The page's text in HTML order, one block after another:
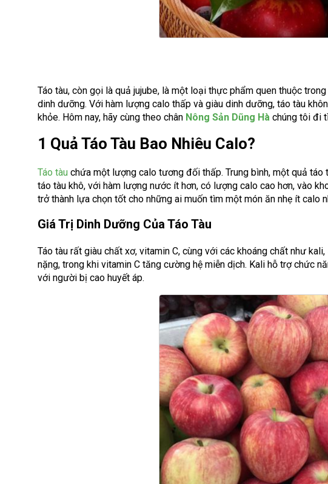
Táo tàu, còn gọi là quả jujube, là một loại thực phẩm quen thuộc
dinh dưỡng. Với hàm lượng calo thấp và giàu dinh dưỡng, táo tàu
khỏe. Hôm nay, hãy cùng theo chân Nông Sản Dũng Hà chúng tôi đi
1 Quả Táo Tàu Bao Nhiêu Calo?
Táo tàu chứa một lượng calo tương đối thấp. Trung bình, một quả
táo tàu khô, với hàm lượng nước ít hơn, có lượng calo cao hơn, vào
trở thành lựa chọn tốt cho những ai muốn tìm một món ăn nhẹ ít calo
Giá Trị Dinh Dưỡng Của Táo Tàu
Táo tàu rất giàu chất xơ, vitamin C, cùng với các khoáng chất như
nặng, trong khi vitamin C tăng cường hệ miễn dịch. Kali hỗ trợ chức
với người bị cao huyết áp.